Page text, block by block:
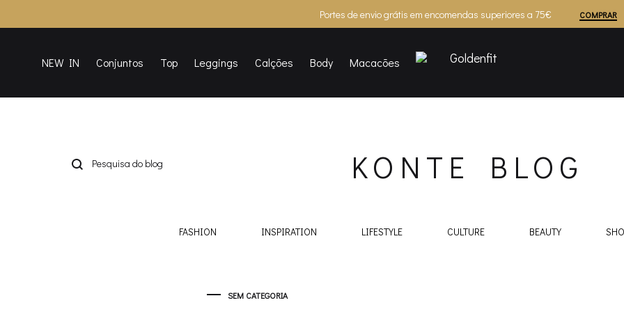
Portes de envio grátis em encomendas superiores a 75€ COMPRAR
NEW IN Conjuntos Top Leggings Calções Body Macacões
KONTE BLOG
FASHION INSPIRATION LIFESTYLE CULTURE BEAUTY
SEM CATEGORIA